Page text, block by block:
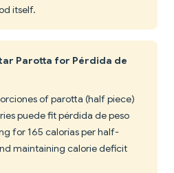
itself.
Parotta for Pérdida de
of parotta (half piece)
puede fit pérdida de peso
for 165 calorías per half-
maintaining calorie deficit